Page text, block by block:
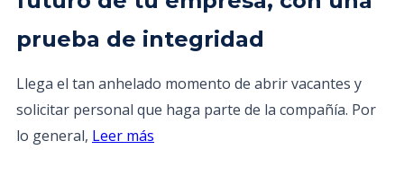
prueba de integridad
Llega el tan anhelado momento de abrir vacantes y
solicitar personal que haga parte de la compañía. Por
lo general, Leer más